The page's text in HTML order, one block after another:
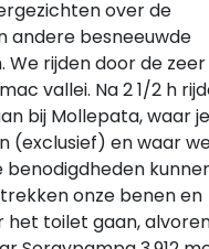
over de
andere besneeuwde
rijden door de zeer
vallei. Na 2 1/2 h
bij Mollepata, waar
(exclusief) en waar
benodigdheden
onze benen en
het toilet gaan,